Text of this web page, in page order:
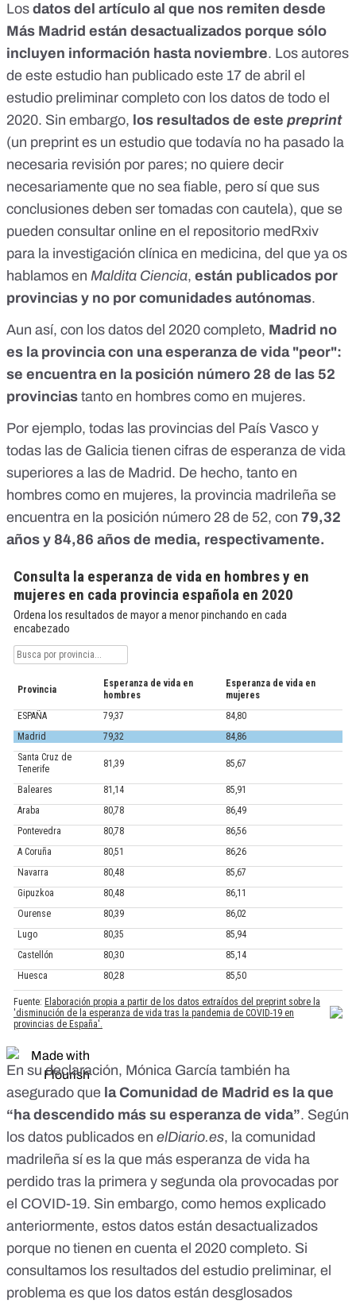
Los datos del artículo al que nos remiten desde
Más Madrid están desactualizados porque sólo
incluyen información hasta noviembre. Los autores
de este estudio han publicado este 17 de abril el
estudio preliminar completo con los datos de todo el
2020. Sin embargo, los resultados de este preprint
(un preprint es un estudio que todavía no ha pasado la
necesaria revisión por pares; no quiere decir
necesariamente que no sea fiable, pero sí que sus
conclusiones deben ser tomadas con cautela), que se
pueden consultar online en el repositorio medRxiv
para la investigación clínica en medicina, del que ya os
hablamos en Maldita Ciencia, están publicados por
provincias y no por comunidades autónomas.
Aun así, con los datos del 2020 completo, Madrid no
es la provincia con una esperanza de vida "peor":
se encuentra en la posición número 28 de las 52
provincias tanto en hombres como en mujeres.
Por ejemplo, todas las provincias del País Vasco y
todas las de Galicia tienen cifras de esperanza de vida
superiores a las de Madrid. De hecho, tanto en
hombres como en mujeres, la provincia madrileña se
encuentra en la posición número 28 de 52, con 79,32
años y 84,86 años de media, respectivamente.
En su declaración, Mónica García también ha
asegurado que la Comunidad de Madrid es la que
“ha descendido más su esperanza de vida”. Según
los datos publicados en elDiario.es, la comunidad
madrileña sí es la que más esperanza de vida ha
perdido tras la primera y segunda ola provocadas por
el COVID-19. Sin embargo, como hemos explicado
anteriormente, estos datos están desactualizados
porque no tienen en cuenta el 2020 completo. Si
consultamos los resultados del estudio preliminar, el
problema es que los datos están desglosados